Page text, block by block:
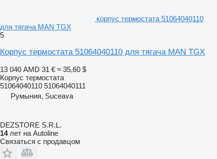
корпус термостата 51064040110
для тягача MAN TGX
5
Корпус термостата 51064040110 для тягача MAN TGX
13 040 AMD 31 € ≈ 35,60 $
Корпус термостата
51064040110 51064040111
Румыния, Suceava
DEZSTORE S.R.L.
14лет на Autoline
Связаться с продавцом